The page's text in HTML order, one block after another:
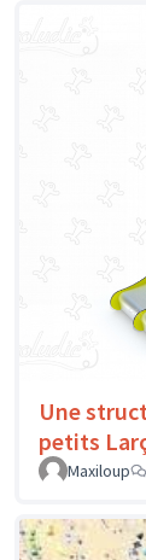
Une
petits
Maxiloup